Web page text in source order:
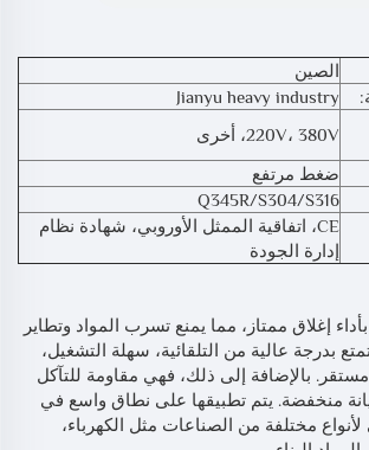
الصين
Jianyu heavy industry
220V، 380V، أخرى
ضغط مرتفع
Q345R/S304/S316
CE، اتفاقية الممثل الأوروبي، شهادة نظام
إدارة الجودة
إغلاق ممتاز، مما يمنع تسرب المواد وتطاير
بدرجة عالية من التلقائية، سهلة التشغيل،
بالإضافة إلى ذلك، فهي مقاومة للتآكل
منخفضة. يتم تطبيقها على نطاق واسع في
لأنواع مختلفة من الصناعات مثل الكهرباء،